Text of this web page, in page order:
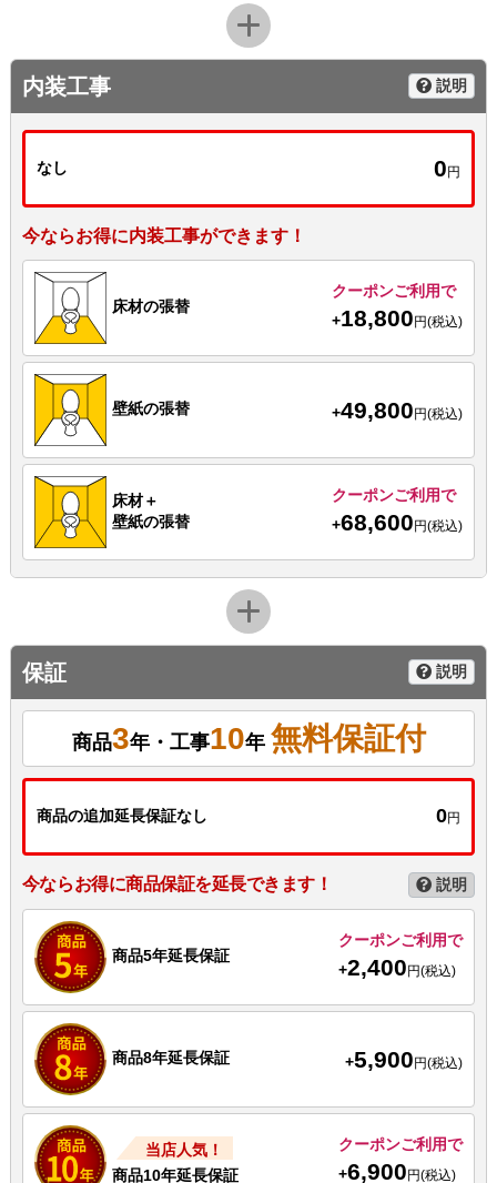
内装工事 説明
なし 0 円
今ならお得に内装工事ができます！
床材の張替
クーポンご利用で
+18,800 円(税込)
壁紙の張替 +49,800円(税込)
床材＋
壁紙の張替
クーポンご利用で
+68,600 円(税込)
保証 説明
商品3年・工事10年 無料保証付
商品の追加延長保証なし 0円
今ならお得に商品保証を延長できます！ 説明
商品5年延長保証
クーポンご利用で
+2,400 円(税込)
商品8年延長保証 +5,900円(税込)
当店人気！
商品10年延長保証
クーポンご利用で
+6,900 円(税込)